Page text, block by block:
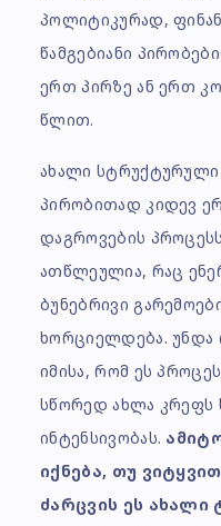
პოლიტიკურად,
წამგებიანი
ერთ პირზე ან ერთ
წლით.
ახალი
პირობითად კიდევ
დაგროვების
ათწლეულია, რაც
ბუნებრივი
ხორციელდება. უნდა
იმისა, რომ ეს
სწორედ ახლა კრეფს
ინტენსივობას.
იქნება, თუ
ძარცვის ეს